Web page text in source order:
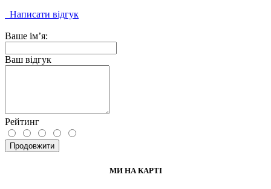
Написати відгук
Ваше ім’я:
Ваш відгук
Рейтинг
Продовжити
МИ НА КАРТІ